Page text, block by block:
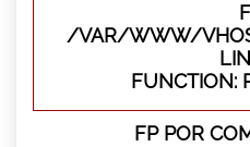
/VAR/WWW/
FUNCTION:
FP POR